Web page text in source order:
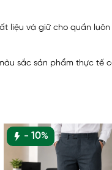
liệu và giữ cho quần
sắc sản phẩm thực
- 10%